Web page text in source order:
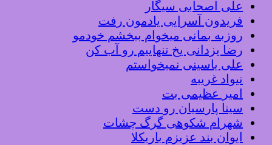
علی اصحابی سیگار
فریدون آسرایی یادمون رفت
روزبه بمانی میخوام ببخشم خودمو
رضا یزدانی یخ تنهاییم رو آب کن
علی یاسینی نمیخواستم
نیواد غریبه
امیر عظیمی بت
سینا پارسیان رو دست
شهرام شکوهی گرگ چشات
ایوان بند عزیزم باریکلا